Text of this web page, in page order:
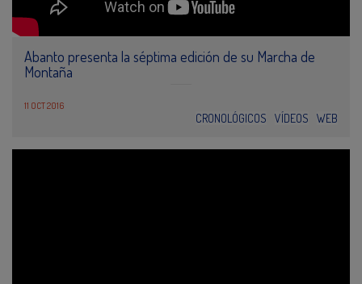
Abanto presenta la séptima edición de su Marcha de
Montaña
11 OCT 2016
CRONOLÓGICOS VÍDEOS WEB